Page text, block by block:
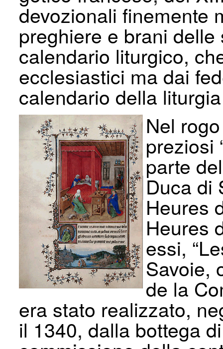
devozionali finemente
preghiere e brani
calendario liturgico,
ecclesiastici ma dai
calendario della
Nel
preziosi
parte
Duca di
Heures
Heures
essi,
Savoie,
de la
era stato realizzato,
il 1340, dalla bottega